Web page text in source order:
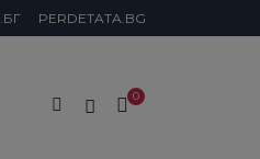
PERDETATA.BG